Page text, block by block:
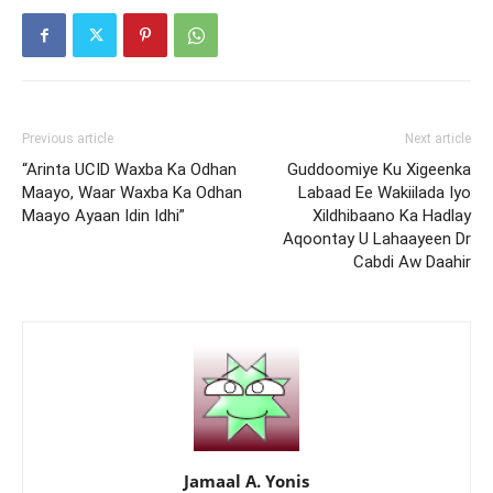
Previous article
“Arinta UCID Waxba Ka Odhan
Maayo, Waar Waxba Ka Odhan
Maayo Ayaan Idin Idhi”
Next article
Guddoomiye Ku Xigeenka
Labaad Ee Wakiilada Iyo
Xildhibaano Ka Hadlay
Aqoontay U Lahaayeen Dr
Cabdi Aw Daahir
Jamaal A. Yonis